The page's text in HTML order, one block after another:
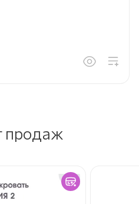
продаж